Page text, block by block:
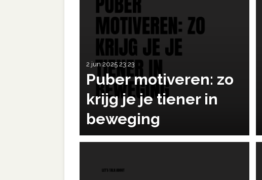
Puber motiveren: zo
krijg je je tiener in
beweging
2 jun 2025 23:23